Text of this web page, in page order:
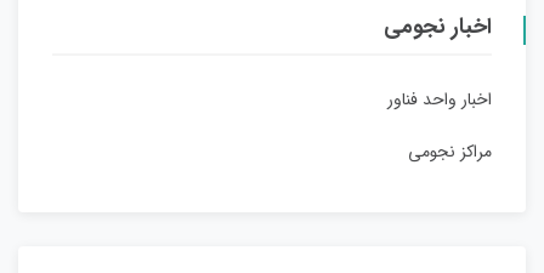
اخبار نجومی
اخبار واحد فناور
مراکز نجومی